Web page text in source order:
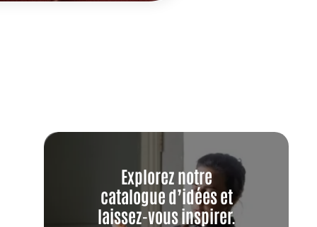
Explorez notre
catalogue d’idées et
laissez-vous inspirer.